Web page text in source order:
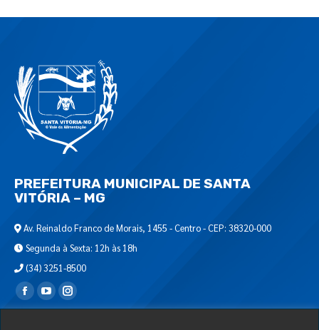
PREFEITURA MUNICIPAL DE SANTA
VITÓRIA – MG
Av. Reinaldo Franco de Morais, 1455 - Centro - CEP: 38320-000
Segunda à Sexta: 12h às 18h
(34) 3251-8500
Encontre-nos em: